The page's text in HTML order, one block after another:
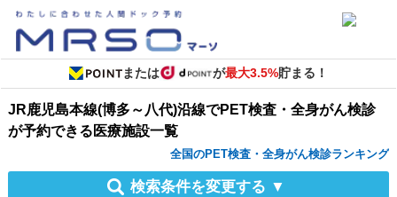
または が最大3.5%貯まる！
JR鹿児島本線(博多～八代)沿線でPET検査・全身がん検診
が予約できる医療施設一覧
全国のPET検査・全身がん検診ランキング
検索条件を変更する ▼